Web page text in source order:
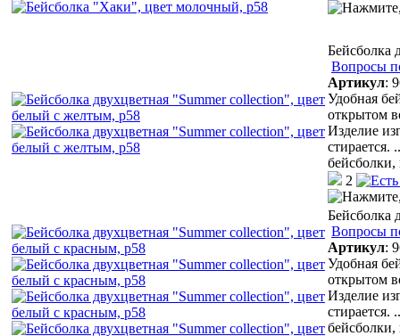
Бейсболка
Вопросы
Артикул:
Удобная
открытом
Изделие
стирается.
2
Бейсболка
Вопросы
Артикул:
Удобная
открытом
Изделие
стирается.